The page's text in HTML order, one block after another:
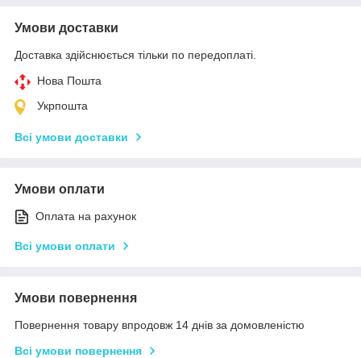
Умови доставки
Доставка здійснюється тільки по передоплаті.
Нова Пошта
Укрпошта
Всі умови доставки
Умови оплати
Оплата на рахунок
Всі умови оплати
Умови повернення
Повернення товару впродовж 14 днів за домовленістю
Всі умови повернення